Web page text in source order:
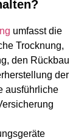
umfasst die
Trocknung,
den Rückbau
der
ausführliche